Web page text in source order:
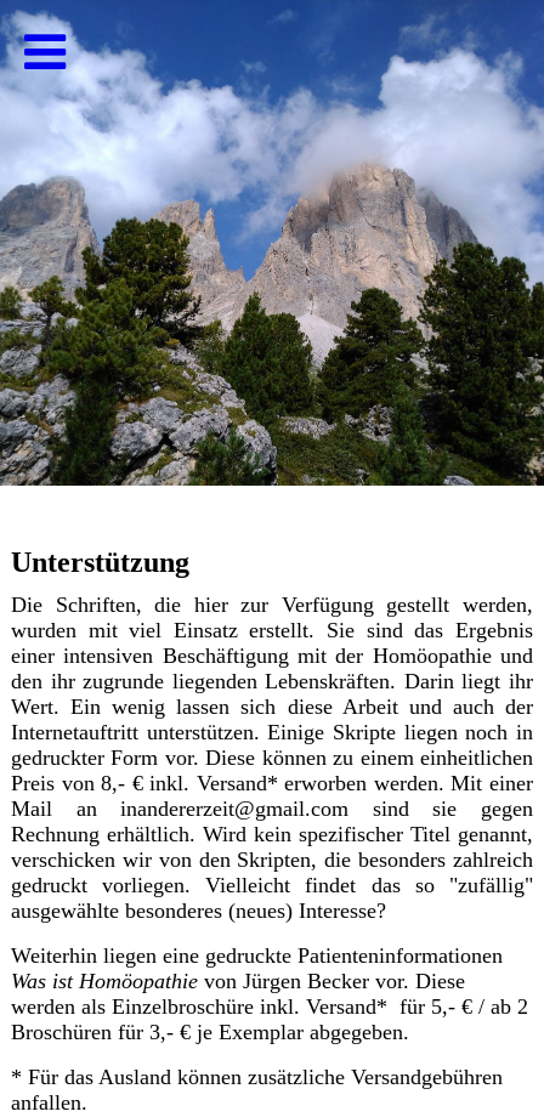
Unterstützung
Die Schriften, die hier zur Verfügung gestellt werden,
wurden mit viel Einsatz erstellt. Sie sind das Ergebnis
einer intensiven Beschäftigung mit der Homöopathie und
den ihr zugrunde liegenden Lebenskräften. Darin liegt ihr
Wert. Ein wenig lassen sich diese Arbeit und auch der
Internetauftritt unterstützen. Einige Skripte liegen noch in
gedruckter Form vor. Diese können zu einem einheitlichen
Preis von 8,- € inkl. Versand* erworben werden. Mit einer
Mail an inandererzeit@gmail.com sind sie gegen
Rechnung erhältlich. Wird kein spezifischer Titel genannt,
verschicken wir von den Skripten, die besonders zahlreich
gedruckt vorliegen. Vielleicht findet das so "zufällig"
ausgewählte besonderes (neues) Interesse?
Weiterhin liegen eine gedruckte Patienteninformationen
Was ist Homöopathie von Jürgen Becker vor. Diese
werden als Einzelbroschüre inkl. Versand* für 5,- € / ab 2
Broschüren für 3,- € je Exemplar abgegeben.
* Für das Ausland können zusätzliche Versandgebühren
anfallen.